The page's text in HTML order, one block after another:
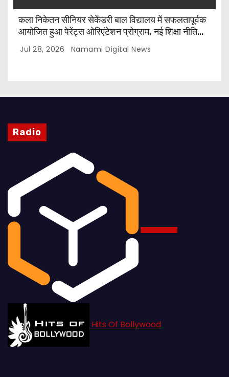
कला निकेतन सीनियर सेकेंडरी बाल विद्यालय में सफलतापूर्वक
आयोजित हुआ पेरेंट्स ओरिएंटेशन प्रोग्राम, नई शिक्षा नीति
और CBSE पाठ्यक्रम पर किया गया मार्गदर्शन
Jul 28, 2026 Namami Digital News
Radio
Hits Of Bollywood